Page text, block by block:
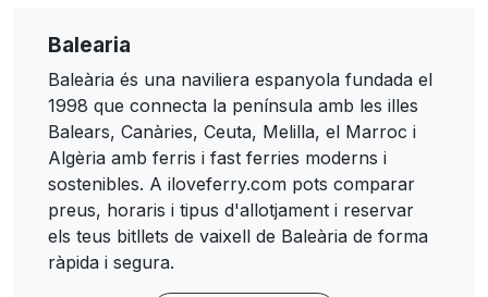
Balearia
Baleària és una naviliera espanyola fundada el
1998 que connecta la península amb les illes
Balears, Canàries, Ceuta, Melilla, el Marroc i
Algèria amb ferris i fast ferries moderns i
sostenibles. A iloveferry.com pots comparar
preus, horaris i tipus d'allotjament i reservar
els teus bitllets de vaixell de Baleària de forma
ràpida i segura.